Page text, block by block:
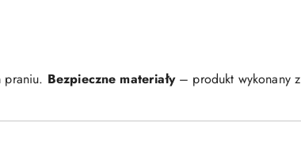
praniu. Bezpieczne materiały– produkt wykonany z